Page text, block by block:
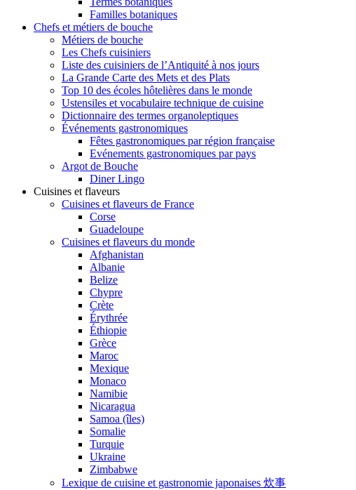
Familles botaniques
Chefs et métiers de bouche
Métiers de bouche
Les Chefs cuisiniers
Liste des cuisiniers de l’Antiquité à nos jours
La Grande Carte des Mets et des Plats
Top 10 des écoles hôtelières dans le monde
Ustensiles et vocabulaire technique de cuisine
Dictionnaire des termes organoleptiques
Événements gastronomiques
Fêtes gastronomiques par région française
Evénements gastronomiques par pays
Argot de Bouche
Diner Lingo
Cuisines et flaveurs
Cuisines et flaveurs de France
Corse
Guadeloupe
Cuisines et flaveurs du monde
Afghanistan
Albanie
Belize
Chypre
Crète
Érythrée
Éthiopie
Grèce
Maroc
Mexique
Monaco
Namibie
Nicaragua
Samoa (îles)
Somalie
Turquie
Ukraine
Zimbabwe
Lexique de cuisine et gastronomie japonaises 炊事